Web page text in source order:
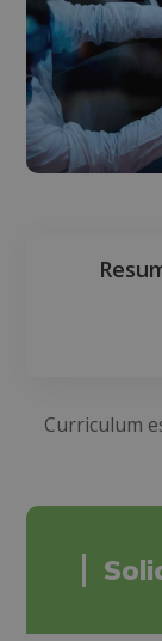
Curriculum